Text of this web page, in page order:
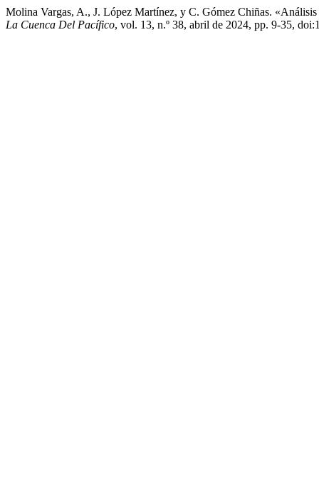
Molina Vargas, A., J. López Martínez, y C. Gómez Chiñas.
La Cuenca Del Pacífico, vol. 13, n.º 38, abril de 2024, pp. 9-35,